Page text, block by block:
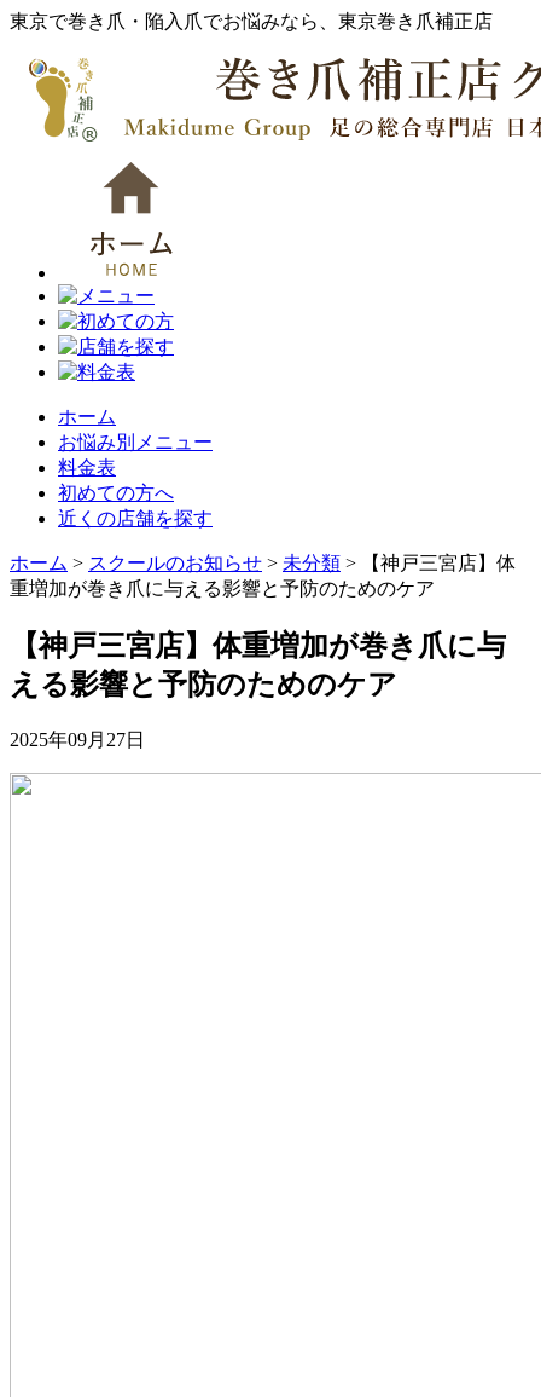
東京で巻き爪・陥入爪でお悩みなら、東京巻き爪補正店
ホーム
お悩み別メニュー
料金表
初めての方へ
近くの店舗を探す
ホーム > スクールのお知らせ > 未分類 >
【神戸三宮店】体
重増加が巻き爪に与える影響と予防のためのケア
【神戸三宮店】体重増加が巻き爪に与
える影響と予防のためのケア
2025年09月27日